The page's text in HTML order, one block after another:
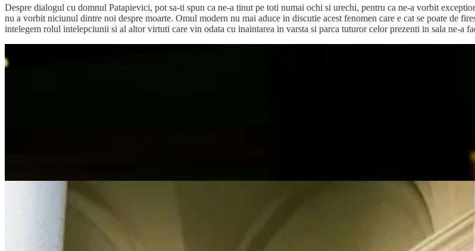
Despre dialogul cu domnul Patapievici, pot sa-ti spun ca ne-a tinut pe toti numai ochi si urechi, pentru ca ne-a vorbit
nu a vorbit niciunul dintre noi despre moarte. Omul modern nu mai aduce in discutie acest fenomen care e cat se poate de
intelegem rolul intelepciunii si al altor virtuti care vin odata cu inaintarea in varsta si parca tuturor celor prezenti in sala ne-a